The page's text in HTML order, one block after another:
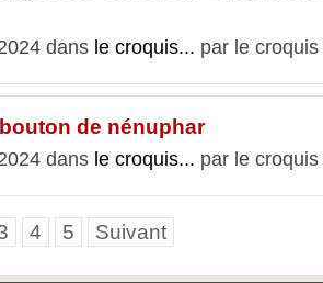
dans le croquis... par le
de nénuphar
dans le croquis... par le
4 5 Suivant